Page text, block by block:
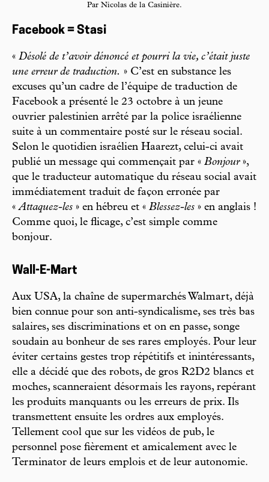
Par Nicolas de la Casinière.
Facebook = Stasi
« Désolé de t’avoir dénoncé et pourri la vie, c’était juste
une erreur de traduction. » C’est en substance les
excuses qu’un cadre de l’équipe de traduction de
Facebook a présenté le 23 octobre à un jeune
ouvrier palestinien arrêté par la police israélienne
suite à un commentaire posté sur le réseau social.
Selon le quotidien israélien Haarezt, celui-ci avait
publié un message qui commençait par « Bonjour»,
que le traducteur automatique du réseau social avait
immédiatement traduit de façon erronée par
«Attaquez-les » en hébreu et « Blessez-les » en anglais !
Comme quoi, le flicage, c’est simple comme
bonjour.
Wall-E-Mart
Aux USA, la chaîne de supermarchés Walmart, déjà
bien connue pour son anti-syndicalisme, ses très bas
salaires, ses discriminations et on en passe, songe
soudain au bonheur de ses rares employés. Pour leur
éviter certains gestes trop répétitifs et inintéressants,
elle a décidé que des robots, de gros R2D2 blancs et
moches, scanneraient désormais les rayons, repérant
les produits manquants ou les erreurs de prix. Ils
transmettent ensuite les ordres aux employés.
Tellement cool que sur les vidéos de pub, le
personnel pose fièrement et amicalement avec le
Terminator de leurs emplois et de leur autonomie.